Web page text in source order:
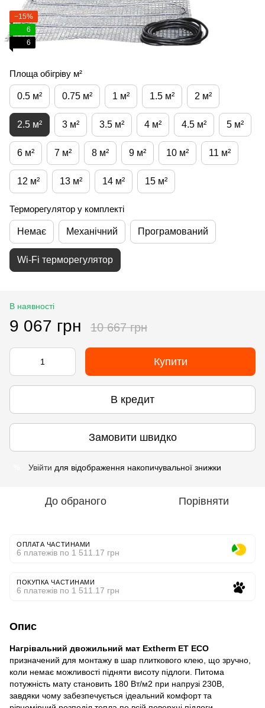
−15%
6
6
Площа обігріву м²
0.5 м² 0.75 м² 1 м² 1.5 м² 2 м²
2.5 м² 3 м² 3.5 м² 4 м² 4.5 м² 5 м²
6 м² 7 м² 8 м² 9 м² 10 м² 11 м²
12 м² 13 м² 14 м² 15 м²
Терморегулятор у комплекті
Немає Механічний Програмований
Wi-Fi терморегулятор
В наявності
9 067 грн 10 667 грн
Купити
В кредит
Замовити швидко
Увійти для відображення накопичувальної знижки
До обраного Порівняти
ОПЛАТА ЧАСТИНАМИ
6 платежів по 1 511.17 грн
ПОКУПКА ЧАСТИНАМИ
6 платежів по 1 511.17 грн
Опис
Нагрівальний двожильний мат Extherm ET ECO
призначений для монтажу в шар плиткового клею, що зручно,
коли немає можливості підняти висоту підлоги. Питома
потужність мату становить 180 Вт/м2 при напрузі 230В,
завдяки чому забезпечується ідеальний комфорт та